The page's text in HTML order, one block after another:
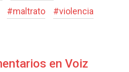
#maltrato #violencia
en Voiz